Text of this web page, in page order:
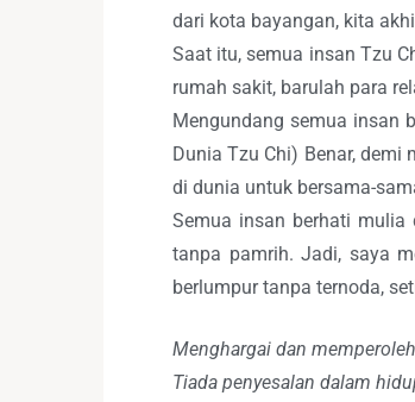
dari kota bayangan, kita
Saat itu, semua insan Tzu
rumah sakit, barulah para
Mengundang semua insan
Dunia Tzu Chi) Benar,
di dunia untuk bersama-
Semua insan berhati mulia
tanpa pamrih. Jadi, saya
berlumpur tanpa ternoda,
Menghargai dan
Tiada penyesalan dalam